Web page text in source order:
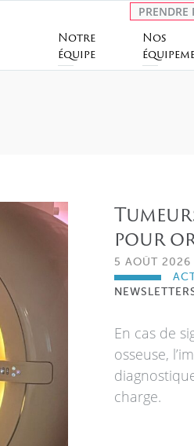
PRENDRE
Notre
équipe
Nos
pour
5 AOÛT 2026
En cas de
osseuse,
charge.